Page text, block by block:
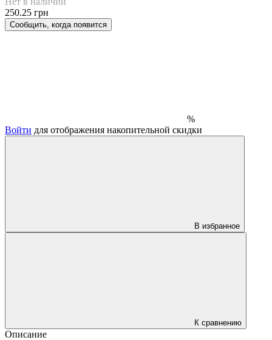
250.25 грн
Сообщить, когда появится
%
Войти для отображения накопительной скидки
В избранное
К сравнению
Описание